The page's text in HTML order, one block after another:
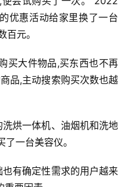
优惠活动给家里换了一台
元。
买大件物品,买东西也不再
品,主动搜索购买次数也越
烘一体机、油烟机和洗地
一台美容仪。
有确定性需求的用户越来